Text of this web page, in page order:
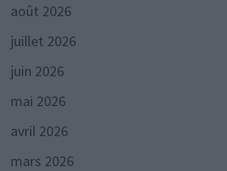
août 2026
juillet 2026
juin 2026
mai 2026
avril 2026
mars 2026